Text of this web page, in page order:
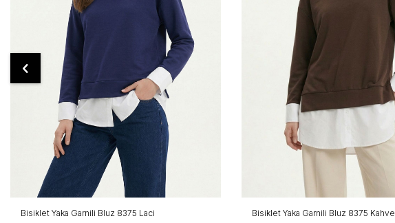
Bisiklet Yaka Garnili Bluz 8375 Laci
Bisiklet Yaka Garnili Bluz 8375 Kahve